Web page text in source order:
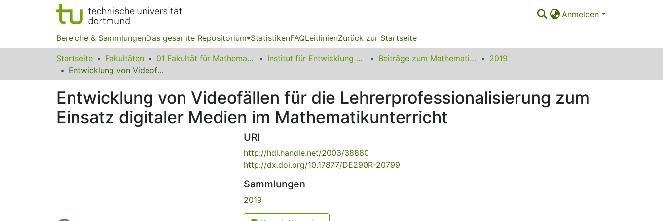
Anmelden
Bereiche & SammlungenDas gesamte Repositorium StatistikenFAQLeitlinienZurück zur Startseite
Startseite Fakultäten 01 Fakultät für Mathematik Institut für Entwicklung und Erforschung des Mathematikunterrichts Beiträge zum Mathematikunterricht
2019
Entwicklung von Videofällen für die Lehrerprofessionalisierung zum Einsatz digitaler Medien im Mathematikunterricht
Entwicklung von Videofällen für die Lehrerprofessionalisierung zum
Einsatz digitaler Medien im Mathematikunterricht
URI
http://hdl.handle.net/2003/38880
http://dx.doi.org/10.17877/DE290R-20799
Sammlungen
2019